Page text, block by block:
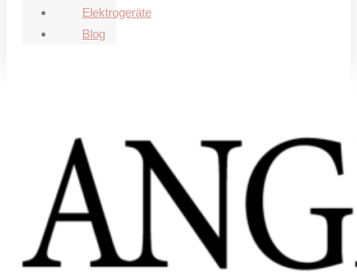
Elektrogeräte
Blog